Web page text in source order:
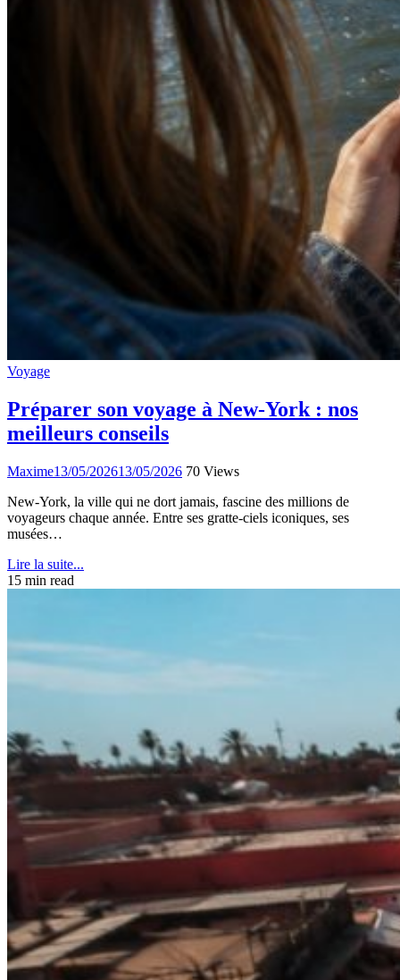
Voyage
Préparer son voyage à New-York : nos
meilleurs conseils
Maxime13/05/202613/05/2026 70 Views
New-York, la ville qui ne dort jamais, fascine des millions de
voyageurs chaque année. Entre ses gratte-ciels iconiques, ses
musées…
Lire la suite...
15 min read